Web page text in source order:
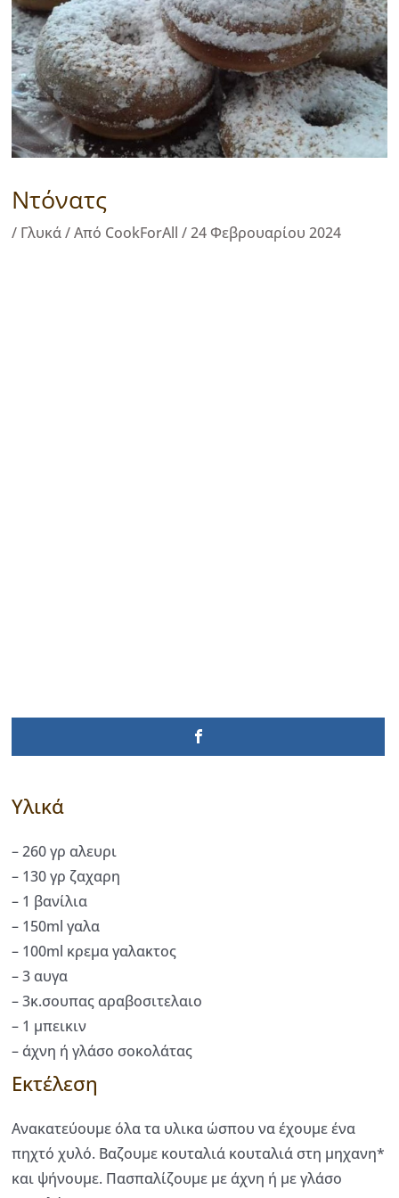
Ντόνατς
/ Γλυκά/ Από CookForAll /24 Φεβρουαρίου 2024
Υλικά
– 260 γρ αλευρι
– 130 γρ ζαχαρη
– 1 βανίλια
– 150ml γαλα
– 100ml κρεμα γαλακτος
– 3 αυγα
– 3κ.σουπας αραβοσιτελαιο
– 1 μπεικιν
– άχνη ή γλάσο σοκολάτας
Εκτέλεση
Ανακατεύουμε όλα τα υλικα ώσπου να έχουμε ένα
πηχτό χυλό. Βαζουμε κουταλιά κουταλιά στη μηχανη*
και ψήνουμε. Πασπαλίζουμε με άχνη ή με γλάσο